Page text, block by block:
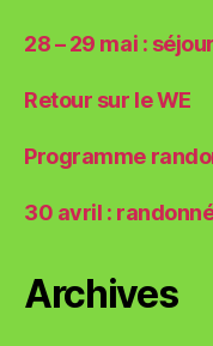
28 – 29 mai :
Retour sur le WE
Programme
30 avril :
Archives